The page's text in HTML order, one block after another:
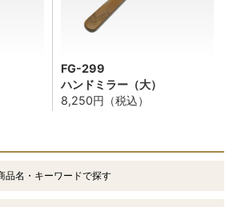
FG-299
ハンドミラー（大）
8,250円（税込）
品名・キーワードで探す